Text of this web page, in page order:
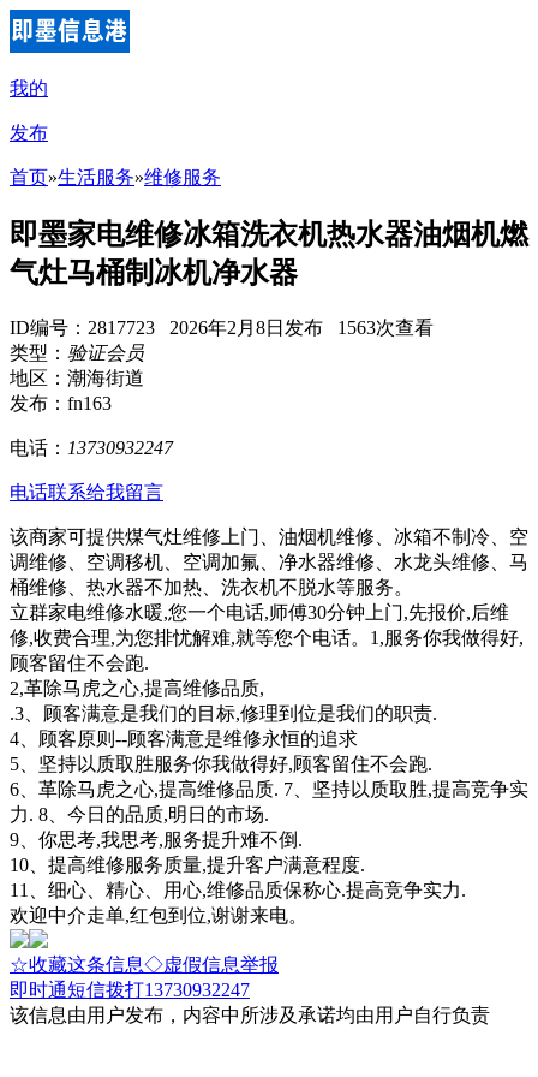
我的
发布
首页»生活服务»维修服务
即墨家电维修冰箱洗衣机热水器油烟机燃
气灶马桶制冰机净水器
ID编号：2817723 2026年2月8日发布 1563次查看
类型： 验证会员
地区：潮海街道
发布：fn163
电话： 13730932247
电话联系给我留言
该商家可提供煤气灶维修上门、油烟机维修、冰箱不制冷、空
调维修、空调移机、空调加氟、净水器维修、水龙头维修、马
桶维修、热水器不加热、洗衣机不脱水等服务。
立群家电维修水暖,您一个电话,师傅30分钟上门,先报价,后维
修,收费合理,为您排忧解难,就等您个电话。1,服务你我做得好,
顾客留住不会跑.
2,革除马虎之心,提高维修品质,
.3、顾客满意是我们的目标,修理到位是我们的职责.
4、顾客原则--顾客满意是维修永恒的追求
5、坚持以质取胜服务你我做得好,顾客留住不会跑.
6、革除马虎之心,提高维修品质. 7、坚持以质取胜,提高竞争实
力. 8、今日的品质,明日的市场.
9、你思考,我思考,服务提升难不倒.
10、提高维修服务质量,提升客户满意程度.
11、细心、精心、用心,维修品质保称心.提高竞争实力.
欢迎中介走单,红包到位,谢谢来电。
☆收藏这条信息◇虚假信息举报
即时通短信拨打13730932247
该信息由用户发布，内容中所涉及承诺均由用户自行负责